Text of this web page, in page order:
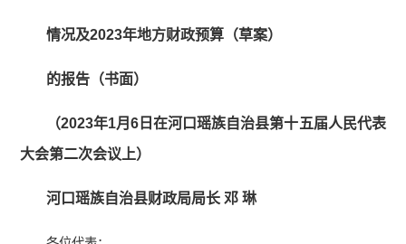
情况及2023年地方财政预算（草案）
的报告（书面）
（2023年1月6日在河口瑶族自治县第十五届人民代表
大会第二次会议上）
河口瑶族自治县财政局局长 邓 琳